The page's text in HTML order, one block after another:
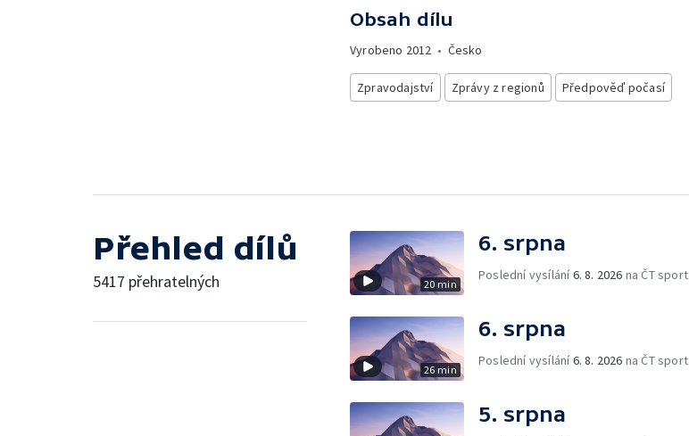
Obsah dílu
Vyrobeno 2012 • Česko
Zpravodajství Zprávy z regionů Předpověď počasí
Přehled dílů
5417 přehratelných 20 min
6. srpna
Poslední vysílání6. 8. 2026 na ČT sport
26 min
6. srpna
Poslední vysílání6. 8. 2026 na ČT sport
5. srpna